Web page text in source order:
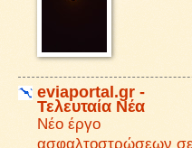
eviaportal.gr -
Τελευταία Νέα
Νέο έργο
ασφαλτοστρώσεων σε